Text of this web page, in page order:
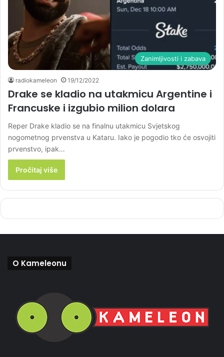
Zanimljivosti i zabava
radiokameleon 19/12/2022
Drake se kladio na utakmicu Argentine i
Francuske i izgubio milion dolara
Reper Drake kladio se na finalnu utakmicu Svjetskog
nogometnog prvenstva u Kataru. Iako je pogodio tko će osvojiti
prvenstvo, ipak…
Pročitaj više
O Kameleonu